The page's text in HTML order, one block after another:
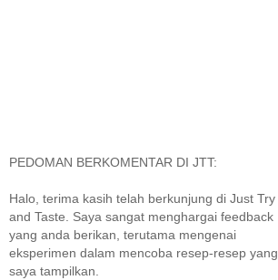
PEDOMAN BERKOMENTAR DI JTT:
Halo, terima kasih telah berkunjung di Just Try
and Taste. Saya sangat menghargai feedback
yang anda berikan, terutama mengenai
eksperimen dalam mencoba resep-resep yang
saya tampilkan.